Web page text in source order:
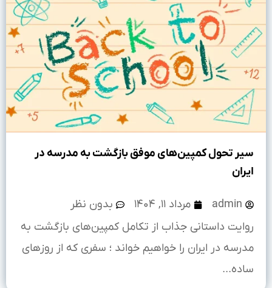
سیر تحول کمپین‌های موفق بازگشت به مدرسه در
ایران
admin مرداد ۱۱, ۱۴۰۴
بدون نظر
روایت داستانی جذاب از تکامل کمپین‌های بازگشت به
مدرسه در ایران را خواهیم خواند ؛ سفری که از روزهای
ساده...